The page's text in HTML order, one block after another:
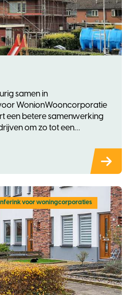
samen in
WonionWooncorporatie
een betere samenwerking
om zo tot een
voor woningcorporaties